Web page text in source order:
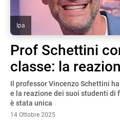
Ipa
Prof Schettini
classe: la
Il professor Vincenzo Schettini
e la reazione dei suoi studenti di
è stata unica
14 Ottobre 2025